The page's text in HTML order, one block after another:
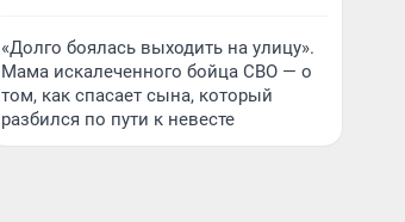
«Долго боялась выходить на улицу».
Мама искалеченного бойца СВО — о
том, как спасает сына, который
разбился по пути к невесте